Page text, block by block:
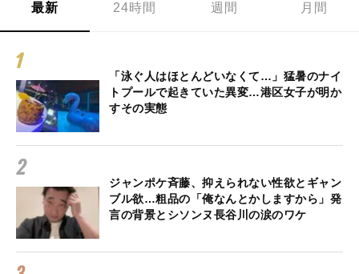
最新 24時間 週間 月間
「泳ぐ人はほとんどいなくて…」猛暑のナイ
トプールで起きていた異変…港区女子が明か
すその実態
ジャンポケ斉藤、抑えられない性欲とギャン
ブル欲…粗品の「俺なんとかしますから」発
言の背景とシソンヌ長谷川の涙のワケ